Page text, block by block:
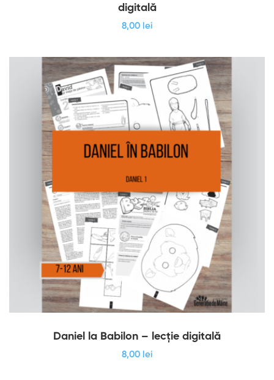
digitală
8,00 lei
Daniel la Babilon – lecție digitală
8,00 lei